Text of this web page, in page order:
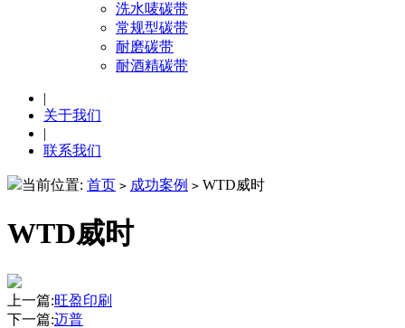
洗水唛碳带
常规型碳带
耐磨碳带
耐酒精碳带
|
关于我们
|
联系我们
当前位置: 首页 > 成功案例 > WTD威时
WTD威时
上一篇:旺盈印刷
下一篇:迈普